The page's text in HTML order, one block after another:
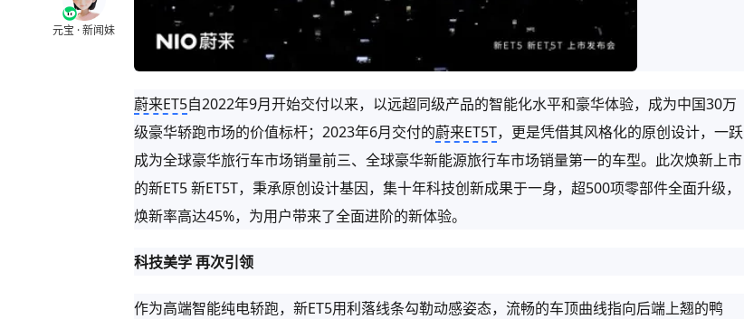
元宝 · 新闻妹
蔚来ET5自2022年9月开始交付以来，以远超同级产品的智能化水平和豪华体验，成为中国30万
级豪华轿跑市场的价值标杆；2023年6月交付的蔚来ET5T，更是凭借其风格化的原创设计，一跃
成为全球豪华旅行车市场销量前三、全球豪华新能源旅行车市场销量第一的车型。 此次焕新上市
的新ET5 新ET5T，秉承原创设计基因，集十年科技创新成果于一身，超500项零部件全面升级，
焕新率高达45%，为用户带来了全面进阶的新体验。
科技美学 再次引领
作为高端智能纯电轿跑，新ET5用利落线条勾勒动感姿态，流畅的车顶曲线指向后端上翘的鸭